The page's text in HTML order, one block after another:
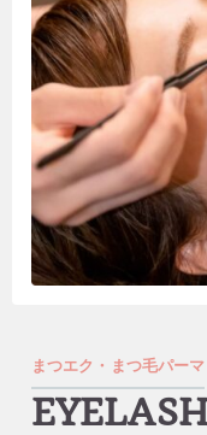
まつエク・まつ毛パーマ